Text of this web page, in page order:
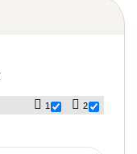
1 2